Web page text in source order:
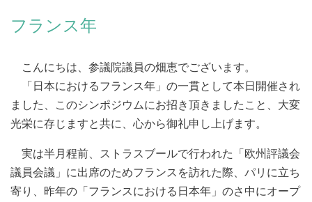
フランス年
こんにちは、参議院議員の畑恵でございます。
「日本におけるフランス年」の一貫として本日開催され
ました、このシンポジウムにお招き頂きましたこと、大変
光栄に存じますと共に、心から御礼申し上げます。
実は半月程前、ストラスブールで行われた「欧州評議会
議員会議」に出席のためフランスを訪れた際、パリに立ち
寄り、昨年の「フランスにおける日本年」のさ中にオープ